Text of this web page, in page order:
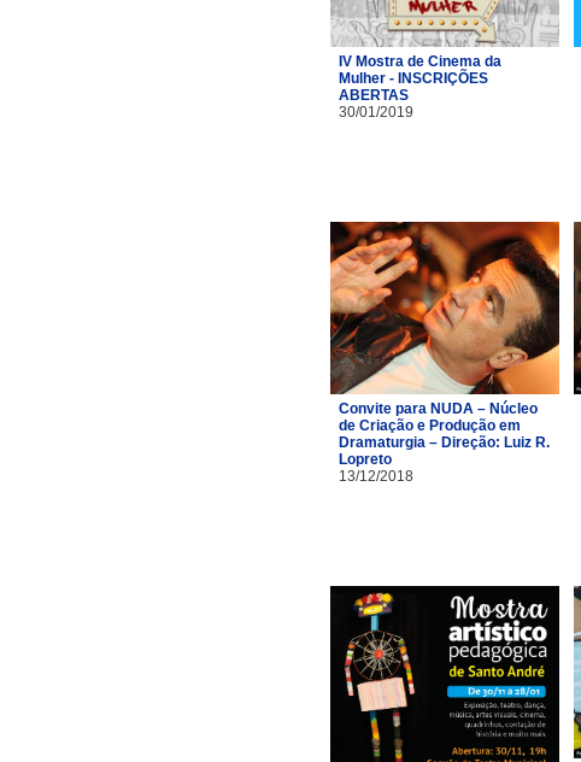
IV Mostra de Cinema da
Mulher - INSCRIÇÕES
ABERTAS
30/01/2019
Convite para NUDA – Núcleo
de Criação e Produção em
Dramaturgia – Direção: Luiz R.
Lopreto
13/12/2018